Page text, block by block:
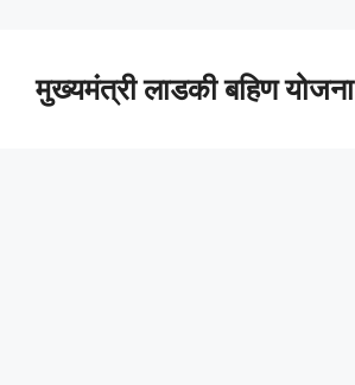
मुख्यमंत्री लाडकी बहिण योजना